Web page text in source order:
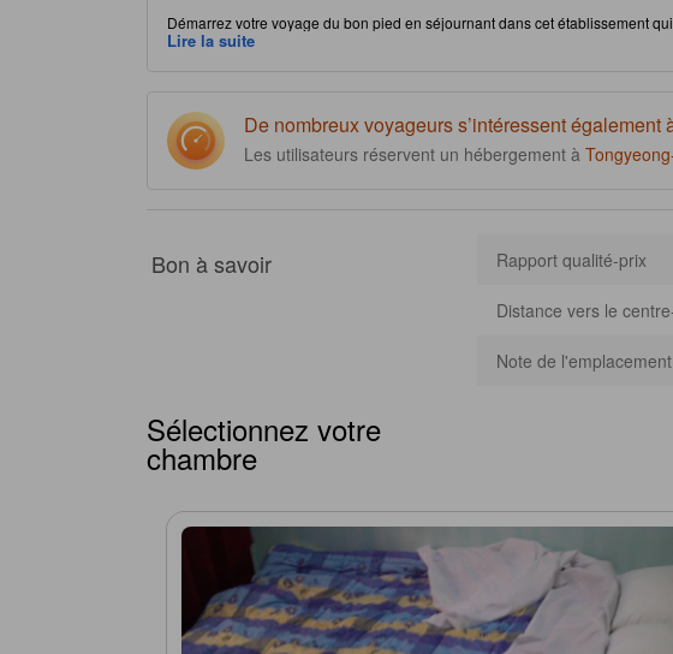
Démarrez votre voyage du bon pied en séjournant dans cet établissement
chambres pendant vos vacances. L'emplacement stratégique de
Lire la suite
De nombreux voyageurs s’intéressent également
Les utilisateurs réservent un hébergement à
Bon à savoir Rapport qualité-prix
Distance vers le
Note de l'emplacement
Sélectionnez votre
chambre